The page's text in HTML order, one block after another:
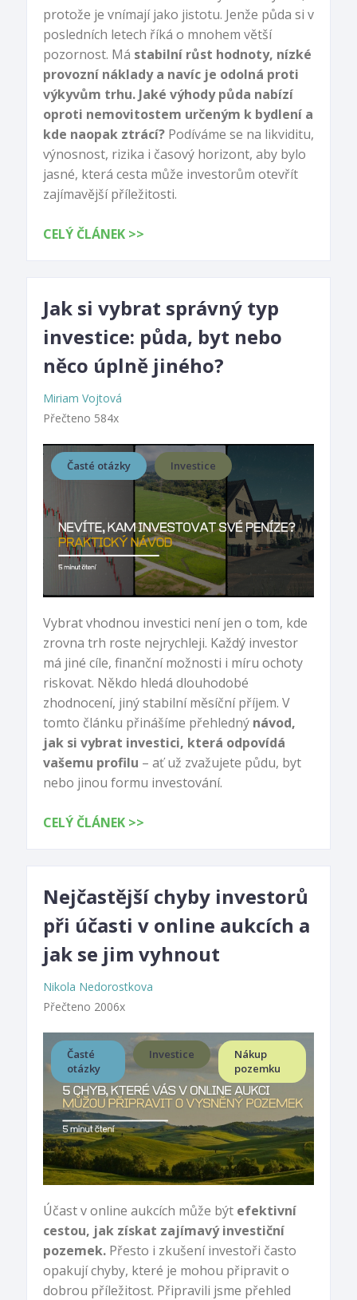
protože je vnímají jako jistotu. Jenže půda si v
posledních letech říká o mnohem větší
pozornost. Má stabilní růst hodnoty, nízké
provozní náklady a navíc je odolná proti
výkyvům trhu. Jaké výhody půda nabízí
oproti nemovitostem určeným k bydlení a
kde naopak ztrácí? Podíváme se na likviditu,
výnosnost, rizika i časový horizont, aby bylo
jasné, která cesta může investorům otevřít
zajímavější příležitosti.
CELÝ ČLÁNEK >>
Jak si vybrat správný typ
investice: půda, byt nebo
něco úplně jiného?
Miriam Vojtová
Přečteno 584x
Časté otázky Investice
Vybrat vhodnou investici není jen o tom, kde
zrovna trh roste nejrychleji. Každý investor
má jiné cíle, finanční možnosti i míru ochoty
riskovat. Někdo hledá dlouhodobé
zhodnocení, jiný stabilní měsíční příjem. V
tomto článku přinášíme přehledný návod,
jak si vybrat investici, která odpovídá
vašemu profilu – ať už zvažujete půdu, byt
nebo jinou formu investování.
CELÝ ČLÁNEK >>
Nejčastější chyby investorů
při účasti v online aukcích a
jak se jim vyhnout
Nikola Nedorostkova
Přečteno 2006x
Časté
otázky
Investice
Nákup
pozemku
Účast v online aukcích může být efektivní
cestou, jak získat zajímavý investiční
pozemek.Přesto i zkušení investoři často
opakují chyby, které je mohou připravit o
dobrou příležitost. Připravili jsme přehled